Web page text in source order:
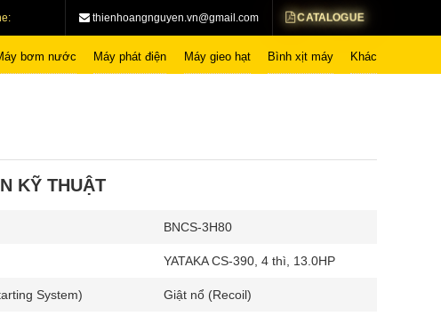
thienhoangnguyen.vn@gmail.com CATALOGUE
bơm nước Máy phát điện Máy gieo hạt Bình xịt máy Khác
KỸ THUẬT
BNCS-3H80
YATAKA CS-390, 4 thì, 13.0HP
System) Giật nổ (Recoil)